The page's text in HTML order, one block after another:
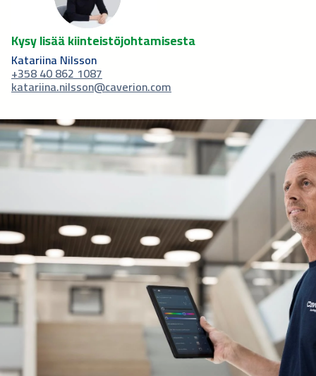
Kysy lisää kiinteistöjohtamisesta
Katariina Nilsson
+358 40 862 1087
katariina.nilsson@caverion.com